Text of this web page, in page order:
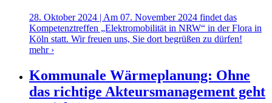
28. Oktober 2024 | Am 07. November 2024 findet das
Kompetenztreffen „Elektromobilität in NRW“ in der Flora in
Köln statt. Wir freuen uns, Sie dort begrüßen zu dürfen!
mehr ›
Kommunale Wärmeplanung: Ohne
das richtige Akteursmanagement geht